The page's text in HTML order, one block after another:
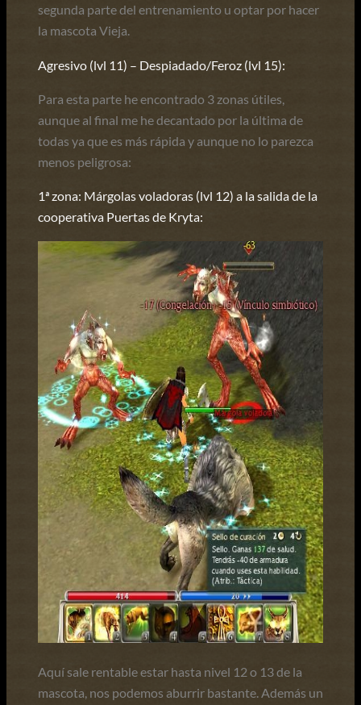
segunda parte del entrenamiento u optar por hacer
la mascota Vieja.
Agresivo (lvl 11) – Despiadado/Feroz (lvl 15):
Para esta parte he encontrado 3 zonas útiles,
aunque al final me he decantado por la última de
todas ya que es más rápida y aunque no lo parezca
menos peligrosa:
1ª zona: Márgolas voladoras (lvl 12) a la salida de la
cooperativa Puertas de Kryta:
Aquí sale rentable estar hasta nivel 12 o 13 de la
mascota, nos podemos aburrir bastante. Además un